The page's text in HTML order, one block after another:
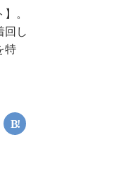
。
回し
特